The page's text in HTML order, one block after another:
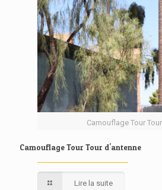
Camouflage Tour
Camouflage Tour Tour d'antenne
Lire la suite